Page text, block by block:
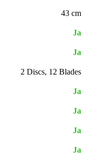
43 cm
Ja
Ja
2 Discs, 12 Blades
Ja
Ja
Ja
Ja